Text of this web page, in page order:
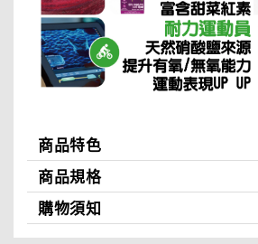
商品特色
商品規格
購物須知